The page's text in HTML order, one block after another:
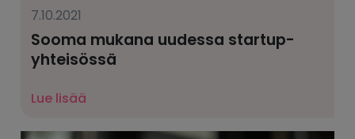
7.10.2021
Sooma mukana uudessa startup-
yhteisössä
Lue lisää